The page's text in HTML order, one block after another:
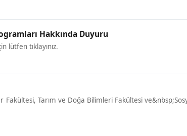
Hakkında Duyuru
lütfen tıklayınız.
Tarım ve Doğa Bilimleri Fakültesi